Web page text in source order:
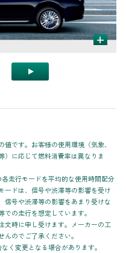
+
です。お客様の使用環境（気象、
）に応じて燃料消費率は異なりま
走行モードを平均的な使用時間配分
ードは、信号や渋滞等の影響を受け
信号や渋滞等の影響をあまり受けな
の走行を想定しています。
時に申し受けます。メーカーの工
のでご了承ください。
く変更となる場合があります。